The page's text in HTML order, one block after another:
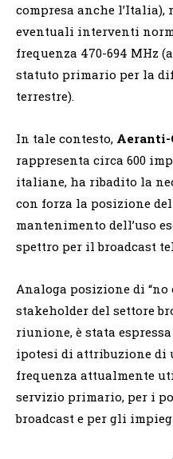
compresa anche
eventuali interventi
frequenza 470-​694 MHz
statuto primario per la
terrestre).
In tale contesto, Aeranti-
rappresenta circa 600
italiane, ha ribadito la
con forza la posizione del
mantenimento dell’uso
spettro per il broadcast
Analoga posizione di
stakeholder del settore
riunione, è stata
ipotesi di attribuzione di
frequenza attualmente
servizio primario, per i
broadcast e per gli